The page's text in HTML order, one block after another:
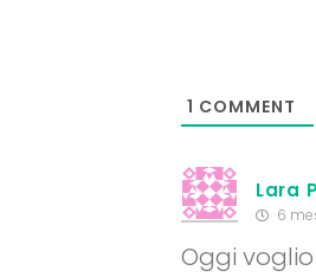
1 COMMENT
Lara
6
Oggi